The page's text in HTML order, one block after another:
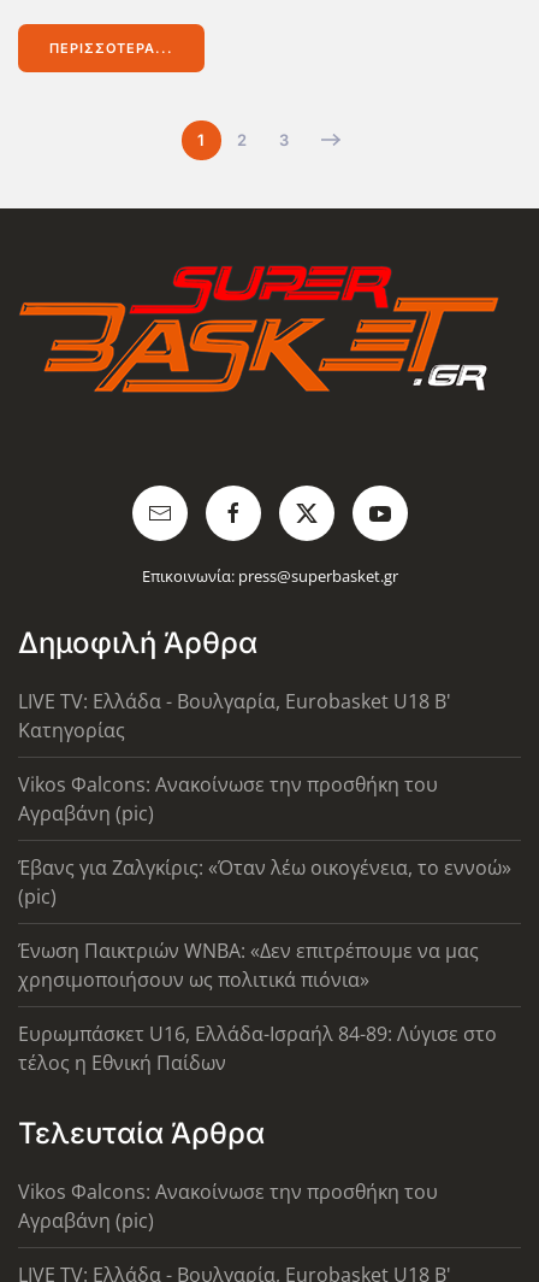
ΠΕΡΙΣΣΌΤΕΡΑ...
1 2 3
Επικοινωνία: press@superbasket.gr
Δημοφιλή Άρθρα
LIVE TV: Ελλάδα - Βουλγαρία, Eurobasket U18 Β'
Κατηγορίας
Vikos Φalcons: Ανακοίνωσε την προσθήκη του
Αγραβάνη (pic)
Έβανς για Ζαλγκίρις: «Όταν λέω οικογένεια, το εννοώ»
(pic)
Ένωση Παικτριών WNBA: «Δεν επιτρέπουμε να μας
χρησιμοποιήσουν ως πολιτικά πιόνια»
Ευρωμπάσκετ U16, Ελλάδα-Ισραήλ 84-89: Λύγισε στο
τέλος η Εθνική Παίδων
Τελευταία Άρθρα
Vikos Φalcons: Ανακοίνωσε την προσθήκη του
Αγραβάνη (pic)
LIVE TV: Ελλάδα - Βουλγαρία, Eurobasket U18 Β'